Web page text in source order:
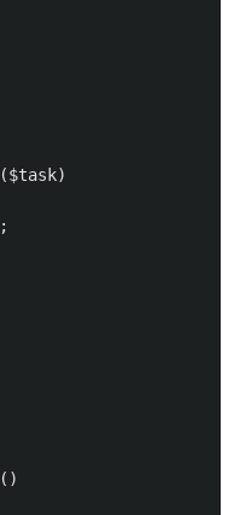
($task)
;
()